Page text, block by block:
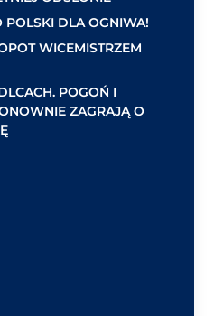
POLSKI DLA OGNIWA!
WICEMISTRZEM
POGOŃ I
ZAGRAJĄ O